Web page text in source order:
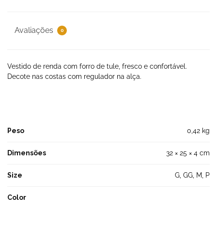
Avaliações 0
Vestido de renda com forro de tule, fresco e confortável.
Decote nas costas com regulador na alça.
Peso 0,42 kg
Dimensões 32 × 25 × 4 cm
Size G, GG, M, P
Color